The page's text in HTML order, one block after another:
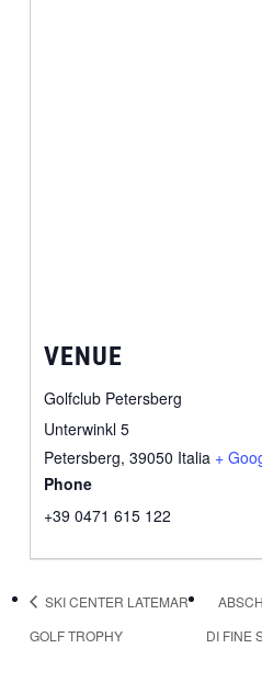
VENUE
Golfclub Petersberg
Unterwinkl 5
Petersberg, 39050 Italia +
Phone
+39 0471 615 122
SKI CENTER LATEMAR
GOLF TROPHY
DI FINE